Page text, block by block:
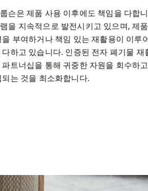
슨은 제품 사용 이후에도 책임을 다합
을 지속적으로 발전시키고 있으며, 제
부여하거나 책임 있는 재활용이 이루
다하고 있습니다. 인증된 전자 폐기물 재
트너십을 통해 귀중한 자원을 회수하
되는 것을 최소화합니다.